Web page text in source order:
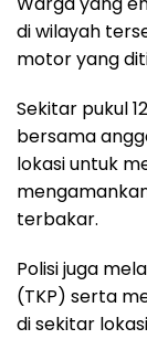
di wilayah
motor yang
Sekitar pukul
bersama
lokasi untuk
terbakar.
Polisi juga
(TKP) serta
di sekitar